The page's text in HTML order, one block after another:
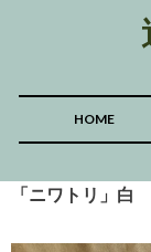
HOME
「ニワトリ」白